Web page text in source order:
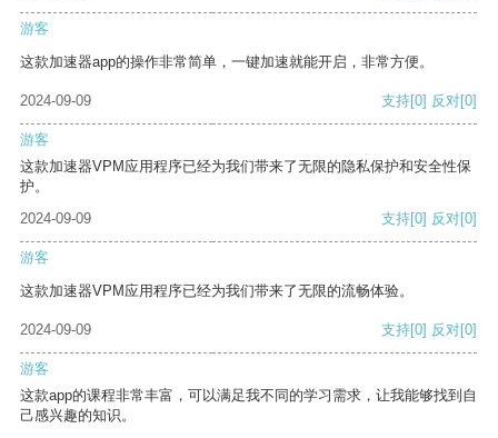
游客
这款加速器app的操作非常简单，一键加速就能开启，非常方便。
2024-09-09 支持[0] 反对[0]
游客
这款加速器VPM应用程序已经为我们带来了无限的隐私保护和安全性保
护。
2024-09-09
支持[0] 反对[0]
游客
这款加速器VPM应用程序已经为我们带来了无限的流畅体验。
2024-09-09 支持[0] 反对[0]
游客
这款app的课程非常丰富，可以满足我不同的学习需求，让我能够找到自
己感兴趣的知识。